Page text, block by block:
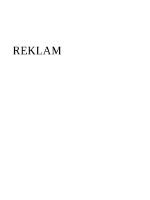
REKLAM